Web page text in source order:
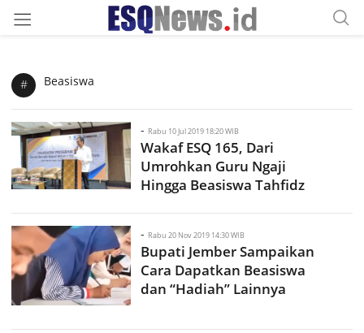
# Beasiswa
- Rabu 10 Jul 2019 18:20 WIB
Wakaf ESQ 165, Dari
Umrohkan Guru Ngaji
Hingga Beasiswa Tahfidz
- Rabu 20 Nov 2019 14:30 WIB
Bupati Jember Sampaikan
Cara Dapatkan Beasiswa
dan “Hadiah” Lainnya